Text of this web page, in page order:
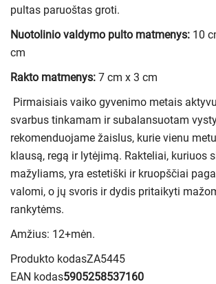
pultas paruoštas groti.
Nuotolinio valdymo pulto matmenys: 10
cm
Rakto matmenys: 7 cm x 3 cm
Pirmaisiais vaiko gyvenimo metais
svarbus tinkamam ir subalansuotam
rekomenduojame žaislus, kurie vienu
klausą, regą ir lytėjimą. Rakteliai, kuriuos
mažyliams, yra estetiški ir kruopščiai
valomi, o jų svoris ir dydis pritaikyti
rankytėms.
Amžius: 12+mėn.
Produkto kodasZA5445
EAN kodas5905258537160